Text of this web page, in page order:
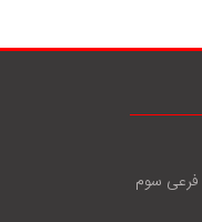
فرعی سوم